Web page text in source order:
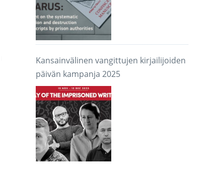
Kansainvälinen vangittujen kirjailijoiden
päivän kampanja 2025